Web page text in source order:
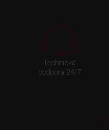
Technická
podpora 24/7